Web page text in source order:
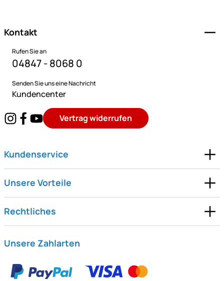
Kontakt
Rufen Sie an
04847 - 8068 0
Senden Sie uns eine Nachricht
Kundencenter
Vertrag widerrufen
Kundenservice
Unsere Vorteile
Rechtliches
Unsere Zahlarten